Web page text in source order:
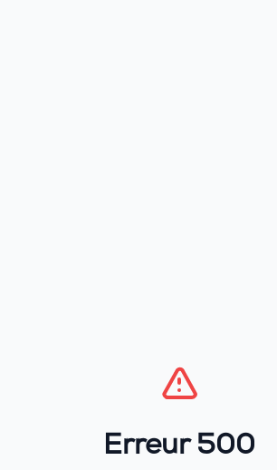
Erreur 500